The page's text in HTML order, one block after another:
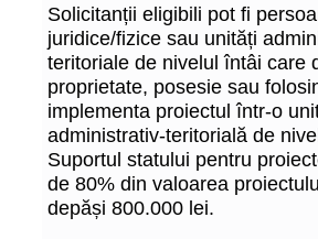
Solicitanții eligibili pot fi
juridice/fizice sau unități
teritoriale de nivelul întâi care
proprietate, posesie sau
implementa proiectul într-o
administrativ-teritorială de
Suportul statului pentru
de 80% din valoarea
depăși 800.000 lei.